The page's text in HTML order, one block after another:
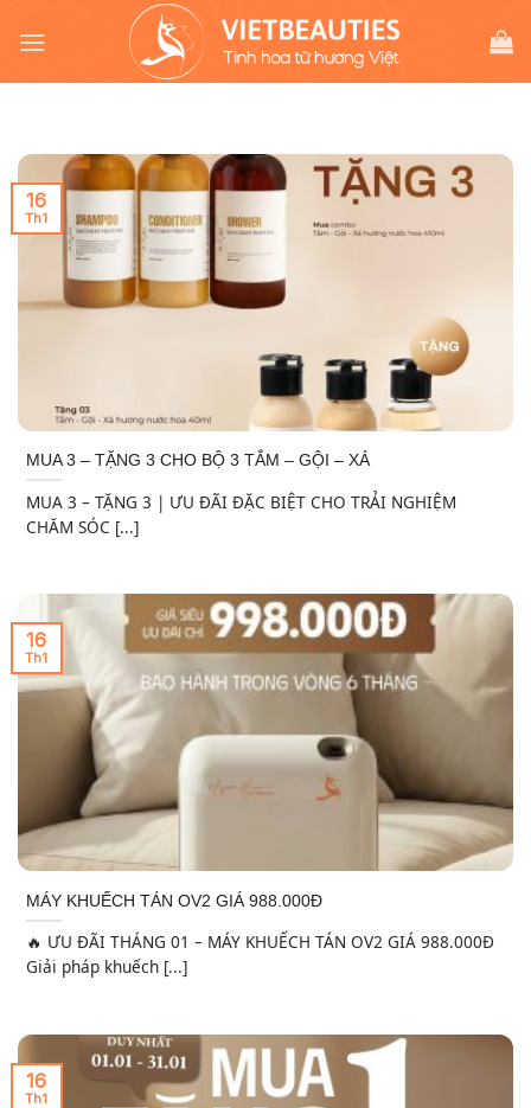
đến
MUA 3 – TẶNG 3 CHO BỘ 3 TẮM – GỘI – XẢ
MUA 3 – TẶNG 3 | ƯU ĐÃI ĐẶC BIỆT CHO TRẢI NGHIỆM
CHĂM SÓC [...]
16
Th1
MÁY KHUẾCH TÁN OV2 GIÁ 988.000Đ
🔥 ƯU ĐÃI THÁNG 01 – MÁY KHUẾCH TÁN OV2 GIÁ 988.000Đ
Giải pháp khuếch [...]
16
Th1
16
Th1